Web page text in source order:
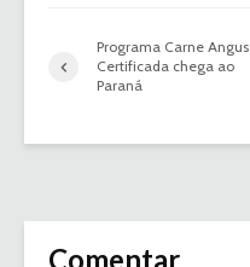
Programa Carne Angus
Certificada chega ao
Paraná
Comentar